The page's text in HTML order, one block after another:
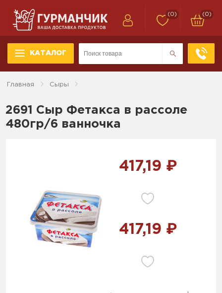
КАТАЛОГ
(0) (0)
Главная Сыры
2691 Сыр Фетакса в рассоле
480гр/6 ванночка
417,19 ₽
417,19 ₽